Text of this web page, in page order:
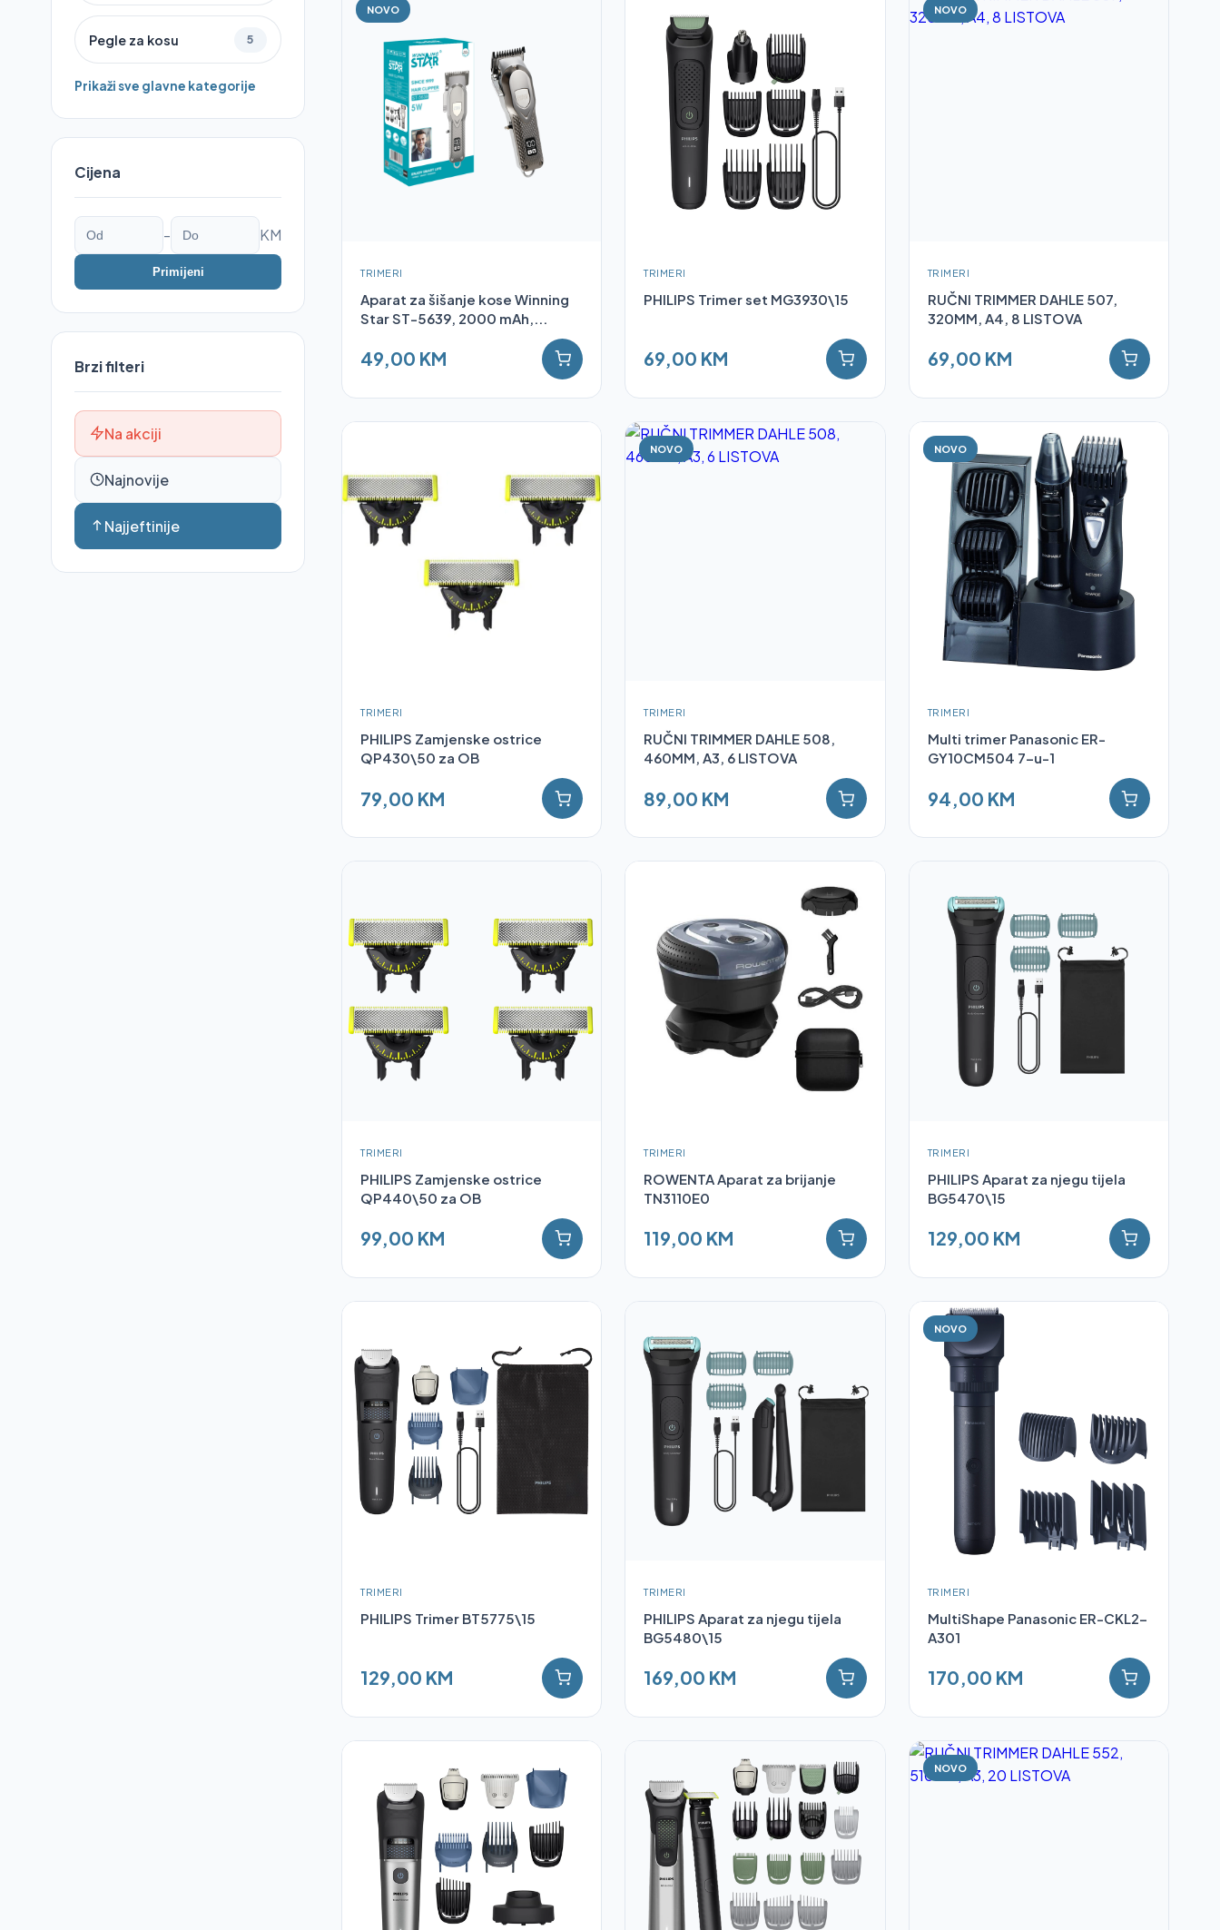
Pegle za kosu 5
Prikaži sve glavne kategorije
Cijena
- KM
Primijeni
Brzi filteri
Na akciji
Najnovije
Najjeftinije
NOVO
TRIMERI
Aparat za šišanje kose Winning
Star ST-5639, 2000 mAh,...
49,00 KM
TRIMERI
PHILIPS Trimer set MG3930\15
69,00 KM
NOVO
TRIMERI
RUČNI TRIMMER DAHLE 507,
320MM, A4, 8 LISTOVA
69,00 KM
TRIMERI
PHILIPS Zamjenske ostrice
QP430\50 za OB
79,00 KM
NOVO
TRIMERI
RUČNI TRIMMER DAHLE 508,
460MM, A3, 6 LISTOVA
89,00 KM
NOVO
TRIMERI
Multi trimer Panasonic ER-
GY10CM504 7-u-1
94,00 KM
TRIMERI
PHILIPS Zamjenske ostrice
QP440\50 za OB
99,00 KM
TRIMERI
ROWENTA Aparat za brijanje
TN3110E0
119,00 KM
TRIMERI
PHILIPS Aparat za njegu tijela
BG5470\15
129,00 KM
TRIMERI
PHILIPS Trimer BT5775\15
129,00 KM
TRIMERI
PHILIPS Aparat za njegu tijela
BG5480\15
169,00 KM
NOVO
TRIMERI
MultiShape Panasonic ER-CKL2-
A301
170,00 KM
NOVO